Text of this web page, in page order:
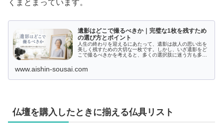
くまとまっています。
遺影はどこで撮るべきか｜完璧な1枚を残すため
の選び方とポイント
人生の終わりを迎えるにあたって、遺影は故人の思い出を
美しく残すための大切な一枚です。しかし、いざ遺影をど
こで撮るべきかを考えると、多くの選択肢に迷う方も多い
www.aishin-sousai.com
仏壇を購入したときに揃える仏具リスト